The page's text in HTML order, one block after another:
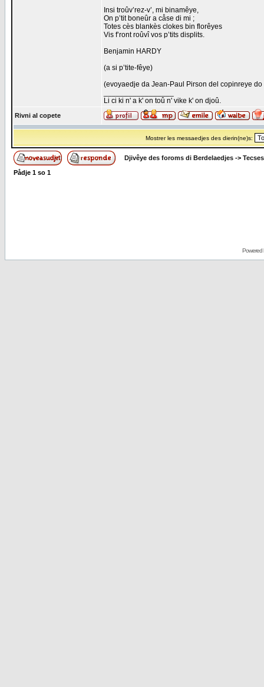
Insi troûv’rez-v’, mi binamêye,
On p’tit boneûr a cåse di mi ;
Totes cès blankès clokes bin florêyes
Vis f’ront roûvî vos p’tits displits.
Benjamin HARDY
(a si p’tite-fêye)
(evoyaedje da Jean-Paul Pirson del copinreye
Li ci ki n' a k' on toû n' vike k' on djoû.
Rivni al copete
Mostrer les messaedjes des dierin(ne)s:
Djivêye des foroms di Berdelaedjes ->
Pådje 1 so 1
Powered